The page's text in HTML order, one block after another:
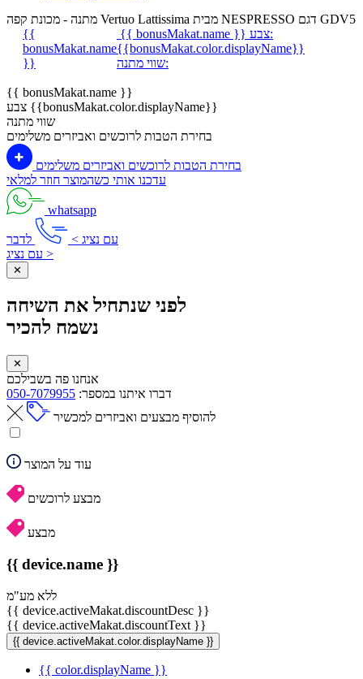
מתנה - מכונת קפה Vertuo Lattissima מבית NESPRESSO דגם GDV5
{{
bonusMakat.name
}}
{{ bonusMakat.name }}
צבע:
{{bonusMakat.color.displayName}}
שווי מתנה:
{{ bonusMakat.name }}
צבע {{bonusMakat.color.displayName}}
שווי מתנה
בחירת הטבות לרוכשים ואביזרים משלימים
בחירת הטבות לרוכשים ואביזרים משלימים
עדכנו אותי כשהמוצר חוזר למלאי
whatsapp
עם נציג >
לדבר
עם נציג >
✕
לפני שנתחיל את השיחה
נשמח להכיר
✕
אנחנו פה בשבילכם
דברו איתנו במספר: 050-7079955
להוסיף מבצעים ואביזרים למכשיר
עוד על המוצר
מבצע לרוכשים
מבצע
{{ device.name }}
ללא מע"מ
{{ device.activeMakat.discountDesc }}
{{ device.activeMakat.discountText }}
{{ device.activeMakat.color.displayName }}
{{ color.displayName }}